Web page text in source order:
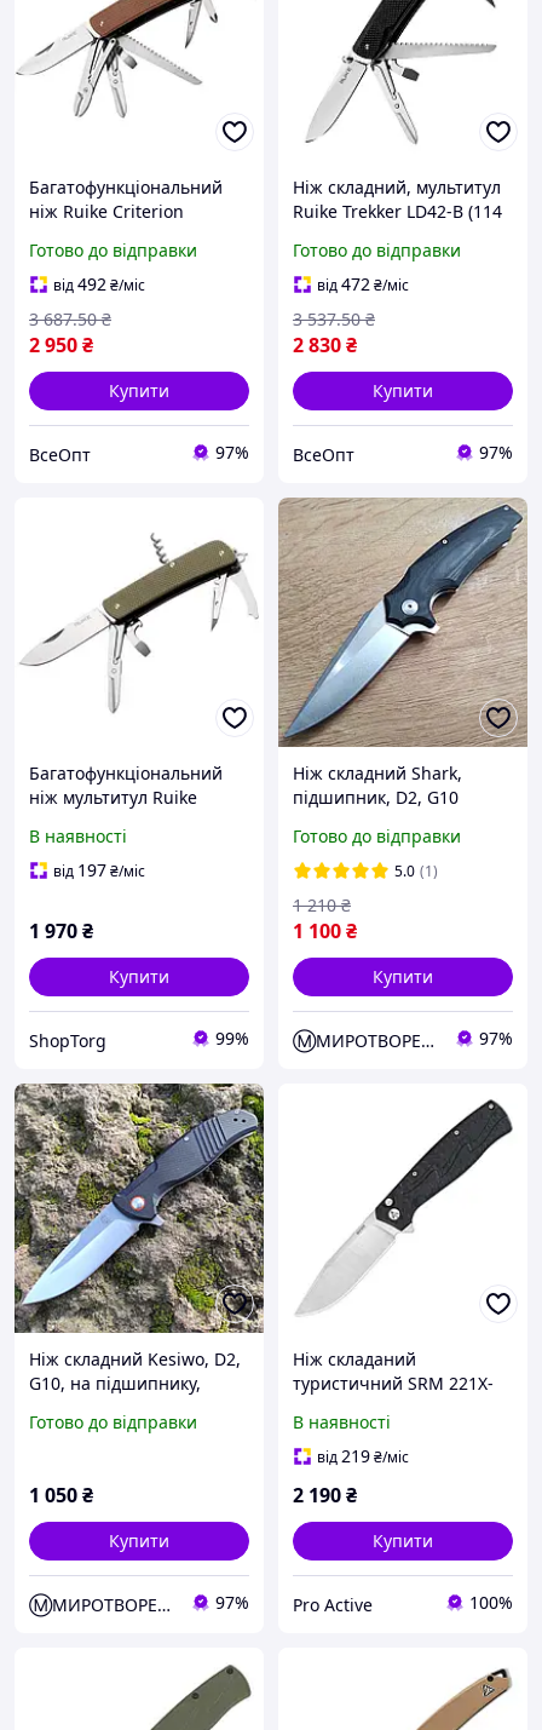
Багатофункціональний
ніж Ruike Criterion
коричневий, складний, 10
інструментів, 243.5 г, з
G10 рукояткою
Готово до відправки
від492₴/міс
2 950₴
3 687.50 ₴
Купити
ВсеОпт 97%
Ніж складний, мультитул
Ruike Trekker LD42-B (114
з кліпсою, сталь Sandvik
12C27, G-10 рукоятка
Готово до відправки
від472₴/міс
2 830₴
3 537.50 ₴
Купити
ВсеОпт 97%
Багатофункціональний
ніж мультитул Ruike
см) 12C27 / G10 зелений
В наявності
від 197₴/міс
1 970₴
Купити
ShopTorg 99%
Ніж складний Shark,
підшипник, D2, G10
Готово до відправки
5.0 (1)
1 100₴
1 210 ₴
Купити
Ⓜ️МИРОТВОРЕЦЬ 97%
Ніж складний Kesiwo, D2,
G10, на підшипнику,
Готово до відправки
1 050₴
Купити
Ⓜ️МИРОТВОРЕЦЬ 97%
Ніж складаний
туристичний SRM 221X-
чорний
В наявності
від219₴/міс
2 190₴
Купити
Pro Active 100%